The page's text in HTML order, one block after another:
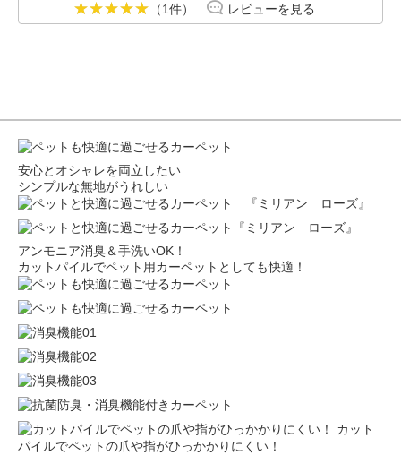
（1件） レビューを見る
安心とオシャレを両立したい
シンプルな無地がうれしい
アンモニア消臭＆手洗いOK！
カットパイルでペット用カーペットとしても快適！
カット
パイルでペットの爪や指がひっかかりにくい！